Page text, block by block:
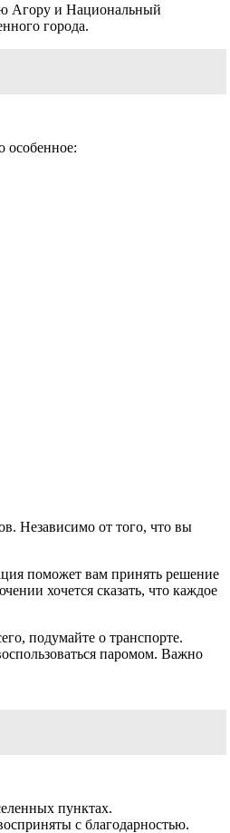
Агору и Национальный
города.
особенное:
Независимо от того, что вы
поможет вам принять решение
хочется сказать, что каждое
подумайте о транспорте.
паромом. Важно
пунктах.
с благодарностью.